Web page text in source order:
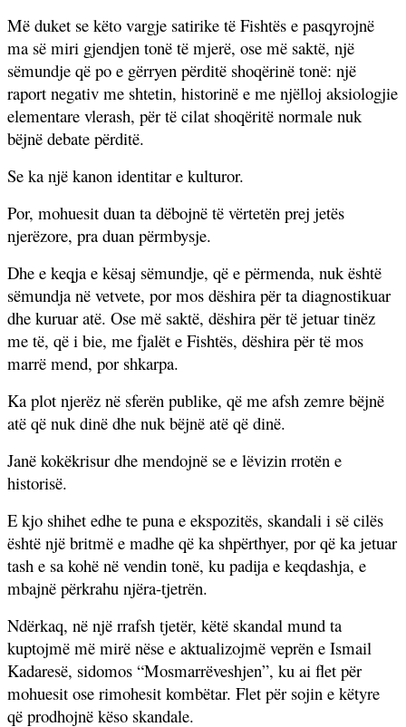
Më duket se këto vargje satirike të Fishtës e pasqyrojnë
ma së miri gjendjen tonë të mjerë, ose më saktë, një
sëmundje që po e gërryen përditë shoqërinë tonë: një
raport negativ me shtetin, historinë e me njëlloj aksiologjie
elementare vlerash, për të cilat shoqëritë normale nuk
bëjnë debate përditë.
Se ka një kanon identitar e kulturor.
Por, mohuesit duan ta dëbojnë të vërtetën prej jetës
njerëzore, pra duan përmbysje.
Dhe e keqja e kësaj sëmundje, që e përmenda, nuk është
sëmundja në vetvete, por mos dëshira për ta diagnostikuar
dhe kuruar atë. Ose më saktë, dëshira për të jetuar tinëz
me të, që i bie, me fjalët e Fishtës, dëshira për të mos
marrë mend, por shkarpa.
Ka plot njerëz në sferën publike, që me afsh zemre bëjnë
atë që nuk dinë dhe nuk bëjnë atë që dinë.
Janë kokëkrisur dhe mendojnë se e lëvizin rrotën e
historisë.
E kjo shihet edhe te puna e ekspozitës, skandali i së cilës
është një britmë e madhe që ka shpërthyer, por që ka jetuar
tash e sa kohë në vendin tonë, ku padija e keqdashja, e
mbajnë përkrahu njëra-tjetrën.
Ndërkaq, në një rrafsh tjetër, këtë skandal mund ta
kuptojmë më mirë nëse e aktualizojmë veprën e Ismail
Kadaresë, sidomos “Mosmarrëveshjen”, ku ai flet për
mohuesit ose rimohesit kombëtar. Flet për sojin e këtyre
që prodhojnë këso skandale.